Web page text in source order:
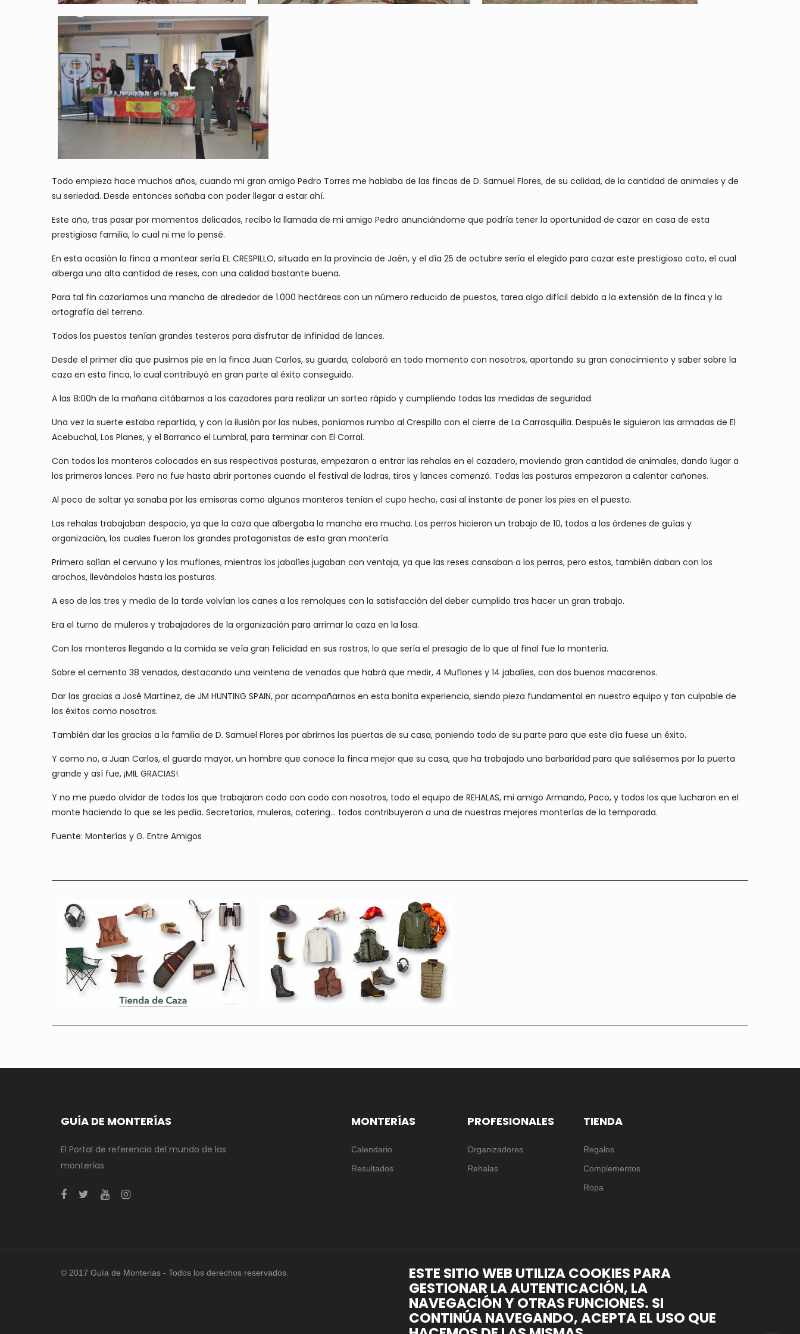
Todo empieza hace muchos años, cuando mi gran amigo Pedro Torres me hablaba de las fincas de D. Samuel Flores, de su calidad, de la cantidad de animales y de
su seriedad. Desde entonces soñaba con poder llegar a estar ahí.
Este año, tras pasar por momentos delicados, recibo la llamada de mi amigo Pedro anunciándome que podría tener la oportunidad de cazar en casa de esta
prestigiosa familia, lo cual ni me lo pensé.
En esta ocasión la finca a montear sería EL CRESPILLO, situada en la provincia de Jaén, y el día 25 de octubre sería el elegido para cazar este prestigioso coto, el cual
alberga una alta cantidad de reses, con una calidad bastante buena.
Para tal fin cazaríamos una mancha de alrededor de 1.000 hectáreas con un número reducido de puestos, tarea algo difícil debido a la extensión de la finca y la
ortografía del terreno.
Todos los puestos tenían grandes testeros para disfrutar de infinidad de lances.
Desde el primer día que pusimos pie en la finca Juan Carlos, su guarda, colaboró en todo momento con nosotros, aportando su gran conocimiento y saber sobre la
caza en esta finca, lo cual contribuyó en gran parte al éxito conseguido.
A las 8:00h de la mañana citábamos a los cazadores para realizar un sorteo rápido y cumpliendo todas las medidas de seguridad.
Una vez la suerte estaba repartida, y con la ilusión por las nubes, poníamos rumbo al Crespillo con el cierre de La Carrasquilla. Después le siguieron las armadas de El
Acebuchal, Los Planes, y el Barranco el Lumbral, para terminar con El Corral.
Con todos los monteros colocados en sus respectivas posturas, empezaron a entrar las rehalas en el cazadero, moviendo gran cantidad de animales, dando lugar a
los primeros lances. Pero no fue hasta abrir portones cuando el festival de ladras, tiros y lances comenzó. Todas las posturas empezaron a calentar cañones.
Al poco de soltar ya sonaba por las emisoras como algunos monteros tenían el cupo hecho, casi al instante de poner los pies en el puesto.
Las rehalas trabajaban despacio, ya que la caza que albergaba la mancha era mucha. Los perros hicieron un trabajo de 10, todos a las órdenes de guías y
organización, los cuales fueron los grandes protagonistas de esta gran montería.
Primero salían el cervuno y los muflones, mientras los jabalíes jugaban con ventaja, ya que las reses cansaban a los perros, pero estos, también daban con los
arochos, llevándolos hasta las posturas.
A eso de las tres y media de la tarde volvían los canes a los remolques con la satisfacción del deber cumplido tras hacer un gran trabajo.
Era el turno de muleros y trabajadores de la organización para arrimar la caza en la losa.
Con los monteros llegando a la comida se veía gran felicidad en sus rostros, lo que sería el presagio de lo que al final fue la montería.
Sobre el cemento 38 venados, destacando una veintena de venados que habrá que medir, 4 Muflones y 14 jabalíes, con dos buenos macarenos.
Dar las gracias a José Martínez, de JM HUNTING SPAIN, por acompañarnos en esta bonita experiencia, siendo pieza fundamental en nuestro equipo y tan culpable de
los éxitos como nosotros.
También dar las gracias a la familia de D. Samuel Flores por abrirnos las puertas de su casa, poniendo todo de su parte para que este día fuese un éxito.
Y como no, a Juan Carlos, el guarda mayor, un hombre que conoce la finca mejor que su casa, que ha trabajado una barbaridad para que saliésemos por la puerta
grande y así fue, ¡MIL GRACIAS!.
Y no me puedo olvidar de todos los que trabajaron codo con codo con nosotros, todo el equipo de REHALAS, mi amigo Armando, Paco, y todos los que lucharon en el
monte haciendo lo que se les pedía. Secretarios, muleros, catering… todos contribuyeron a una de nuestras mejores monterías de la temporada.
Fuente: Monterías y G. Entre Amigos
GUÍA DE MONTERÍAS
El Portal de referencia del mundo de las
monterías.
MONTERÍAS
Calendario
Resultados
PROFESIONALES
Organizadores
Rehalas
TIENDA
Regalos
Complementos
Ropa
© 2017 Guía de Monterias - Todos los derechos reservados. ESTE SITIO WEB UTILIZA COOKIES PARA
GESTIONAR LA AUTENTICACIÓN, LA
NAVEGACIÓN Y OTRAS FUNCIONES. SI
CONTINÚA NAVEGANDO, ACEPTA EL USO QUE